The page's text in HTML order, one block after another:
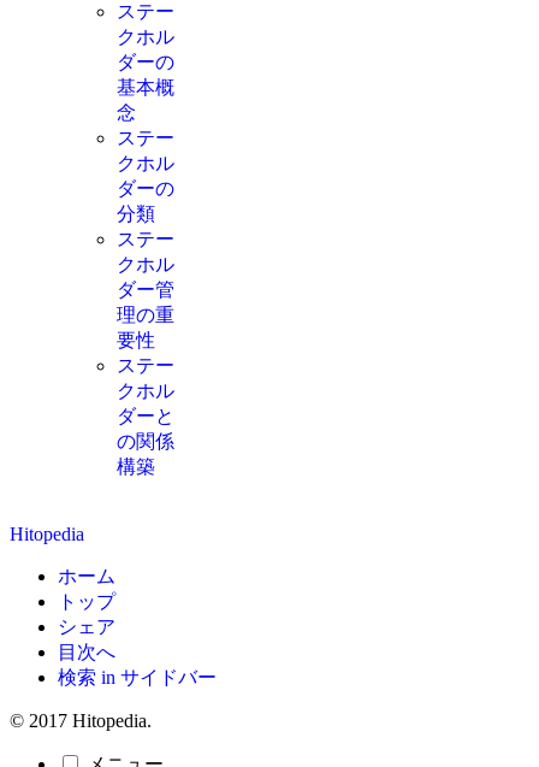
ステー
クホル
ダーの
基本概
念
ステー
クホル
ダーの
分類
ステー
クホル
ダー管
理の重
要性
ステー
クホル
ダーと
の関係
構築
Hitopedia
ホーム
トップ
シェア
目次へ
検索 in サイドバー
© 2017 Hitopedia.